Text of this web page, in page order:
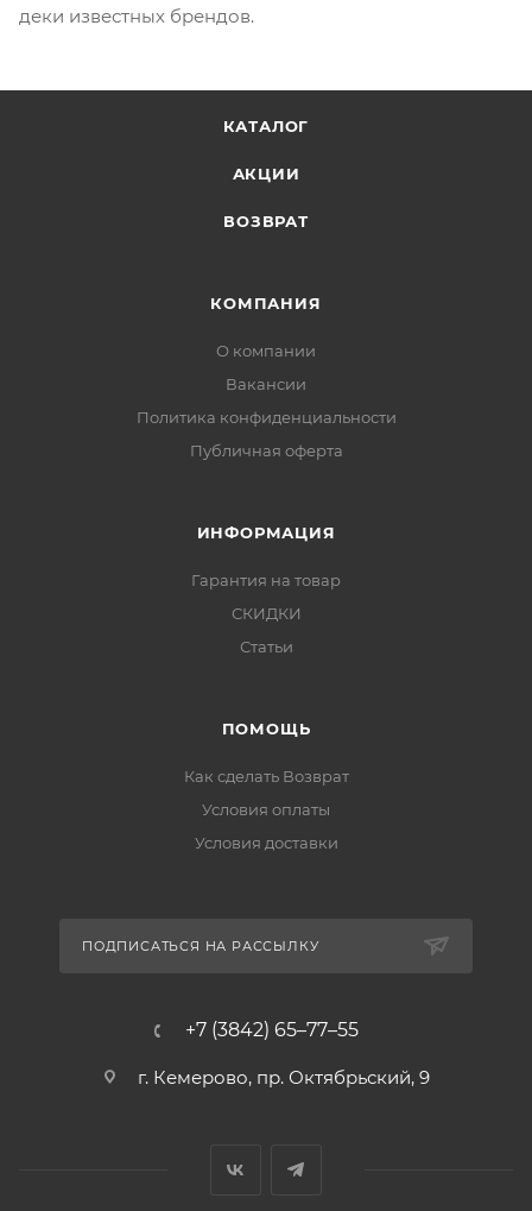
деки известных брендов.
КАТАЛОГ
АКЦИИ
ВОЗВРАТ
КОМПАНИЯ
О компании
Вакансии
Политика конфиденциальности
Публичная оферта
ИНФОРМАЦИЯ
Гарантия на товар
СКИДКИ
Статьи
ПОМОЩЬ
Как сделать Возврат
Условия оплаты
Условия доставки
ПОДПИСАТЬСЯ НА РАССЫЛКУ
+7 (3842) 65–77–55
г. Кемерово, пр. Октябрьский, 9